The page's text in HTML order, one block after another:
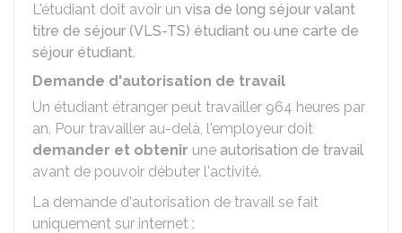
L'étudiant doit avoir un visa de long séjour valant
titre de séjour (VLS-TS) étudiant ou une carte de
séjour étudiant.
Demande d'autorisation de travail
Un étudiant étranger peut travailler 964 heures par
an. Pour travailler au-delà, l'employeur doit
demander et obtenir une autorisation de travail
avant de pouvoir débuter l'activité.
La demande d'autorisation de travail se fait
uniquement sur internet :